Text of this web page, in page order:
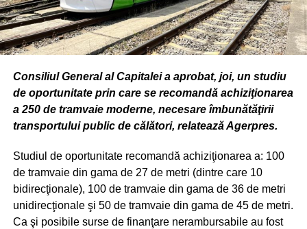
Consiliul General al Capitalei a aprobat, joi, un studiu
de oportunitate prin care se recomandă achiziţionarea
a 250 de tramvaie moderne, necesare îmbunătăţirii
transportului public de călători, relatează Agerpres.
Studiul de oportunitate recomandă achiziţionarea a: 100
de tramvaie din gama de 27 de metri (dintre care 10
bidirecţionale), 100 de tramvaie din gama de 36 de metri
unidirecţionale şi 50 de tramvaie din gama de 45 de metri.
Ca şi posibile surse de finanţare nerambursabile au fost